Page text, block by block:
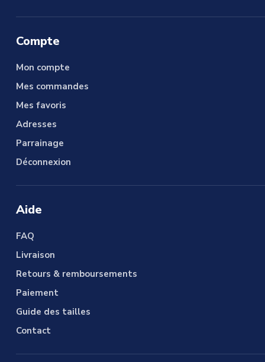
Compte
Mon compte
Mes commandes
Mes favoris
Adresses
Parrainage
Déconnexion
Aide
FAQ
Livraison
Retours & remboursements
Paiement
Guide des tailles
Contact